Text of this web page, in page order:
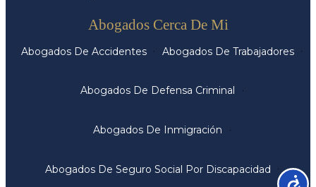
Abogados Cerca De Mi
Abogados De Accidentes Abogados De Trabajadores
Abogados De Defensa Criminal
Abogados De Inmigración
Abogados De Seguro Social Por Discapacidad